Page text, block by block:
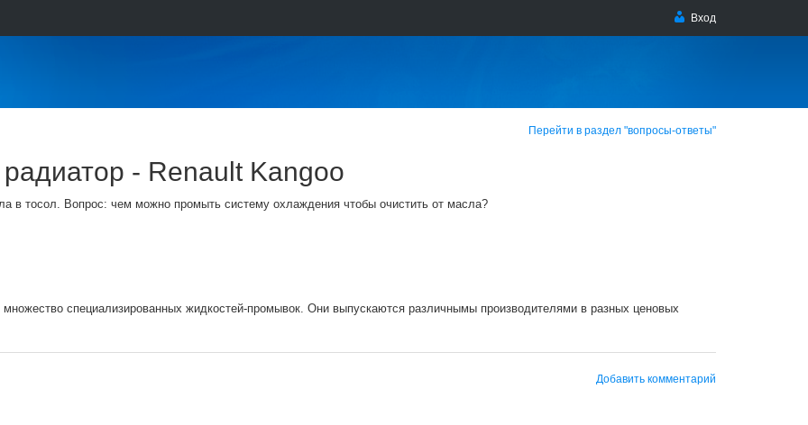
Вход
Перейти в раздел "вопросы-ответы"
- Renault Kangoo
в тосол. Вопрос: чем можно промыть систему охлаждения чтобы очистить от масла?
специализированных жидкостей-промывок. Они выпускаются различнымы производителями в разных ценовых
Добавить комментарий